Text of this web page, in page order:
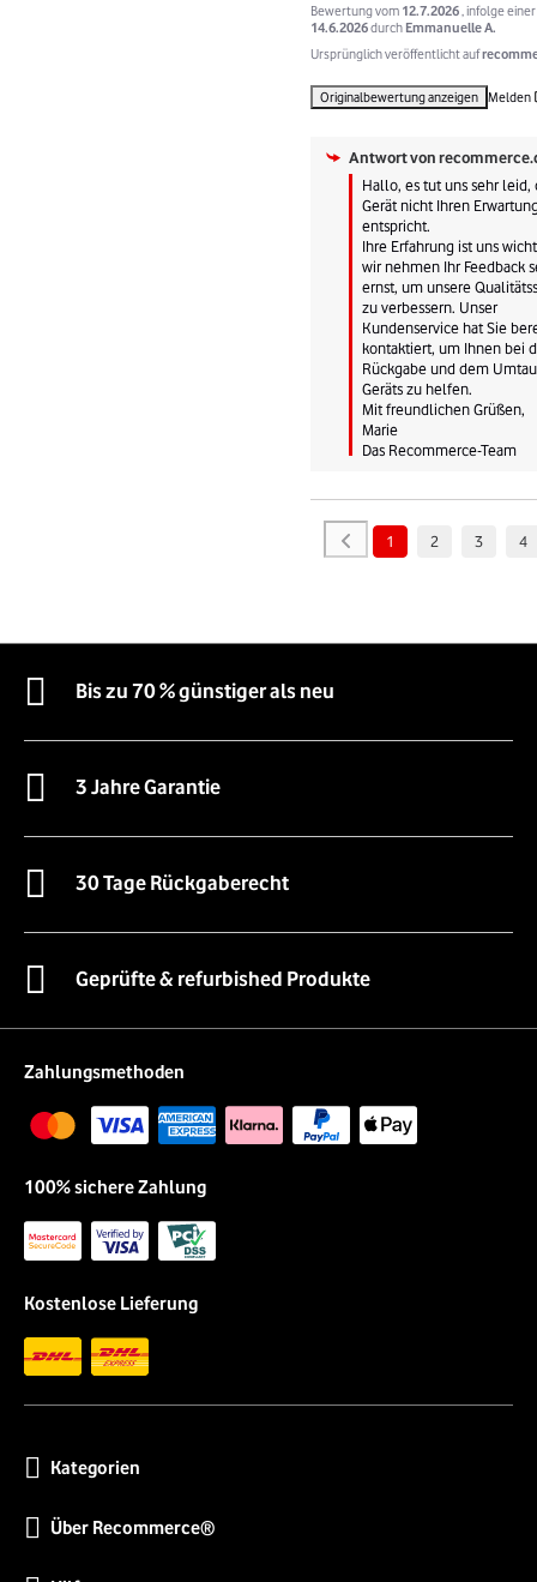
Bewertung vom 12.7.2026 , infolge
14.6.2026durch Emmanuelle A.
Ursprünglich veröffentlicht auf
Originalbewertung anzeigen Melden
Antwort von
Hallo, es tut uns sehr leid,
Gerät nicht Ihren
entspricht.
Ihre Erfahrung ist uns
wir nehmen Ihr Feedback
ernst, um unsere
zu verbessern. Unser
Kundenservice hat Sie
kontaktiert, um Ihnen bei
Rückgabe und dem
Geräts zu helfen.
Mit freundlichen Grüßen,
Marie
Das Recommerce-Team
1 2 3 4
Bis zu 70 % günstiger als neu
3 Jahre Garantie
30 Tage Rückgaberecht
Geprüfte & refurbished Produkte
Zahlungsmethoden
100% sichere Zahlung
Kostenlose Lieferung
Kategorien
Über Recommerce®